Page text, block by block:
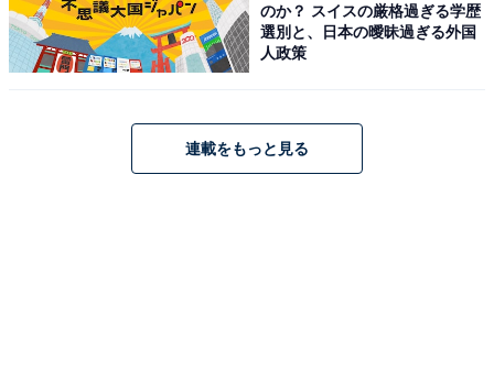
然と司会の役割を担ってトークを回したり、グループ間
では年齢的な面もあってか、“中間管理職的”な立場でメ
回答者からは、「メンバーや周囲の人と調和しながら、
のか？ スイスの厳格過ぎる学歴
選別と、日本の曖昧過ぎる外国
人政策
連載をもっと見る